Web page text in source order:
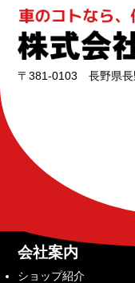
〒381-0103 長野県長
会社案内
ショップ紹介